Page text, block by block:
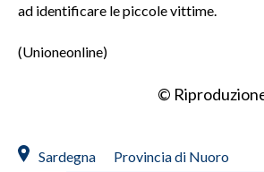
ad identificare le piccole vittime.
(Unioneonline)
©
Sardegna Provincia di Nuoro